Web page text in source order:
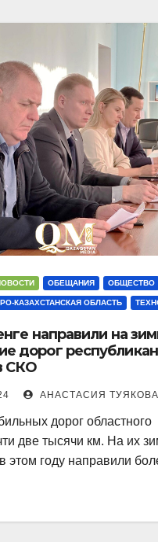
ОБЕЩАНИЯ ОБЩЕСТВО
КАЗАХСТАНСКАЯ ОБЛАСТЬ
направили на
дорог
СКО
АНАСТАСИЯ ТУЯКОВА
дорог областного
две тысячи км. На их
этом году направили